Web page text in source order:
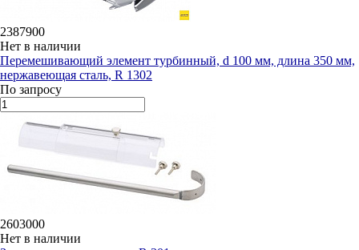
2387900
Нет в наличии
Перемешивающий элемент турбинный, d 100 мм, длина 350 мм,
нержавеющая сталь, R 1302
По запросу
2603000
Нет в наличии